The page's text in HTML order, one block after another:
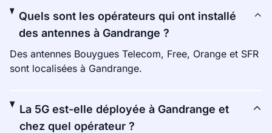
Quels sont les opérateurs qui ont installé
des antennes à Gandrange ?
Des antennes Bouygues Telecom, Free, Orange et SFR
sont localisées à Gandrange.
La 5G est-elle déployée à Gandrange et
chez quel opérateur ?